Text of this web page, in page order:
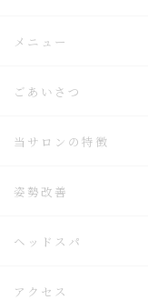
メニュー
ごあいさつ
当サロンの特徴
姿勢改善
ヘッドスパ
アクセス